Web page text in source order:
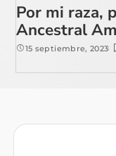
Por mi raza,
Ancestral
15 septiembre, 2023